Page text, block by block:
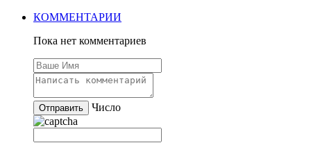
КОММЕНТАРИИ
Пока нет комментариев
Число